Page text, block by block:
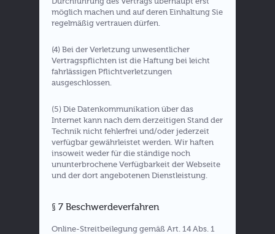
möglich machen und auf deren Einhaltung Sie
regelmäßig vertrauen dürfen.
(4) Bei der Verletzung unwesentlicher
Vertragspflichten ist die Haftung bei leicht
fahrlässigen Pflichtverletzungen
ausgeschlossen.
(5) Die Datenkommunikation über das
Internet kann nach dem derzeitigen Stand der
Technik nicht fehlerfrei und/oder jederzeit
verfügbar gewährleistet werden. Wir haften
insoweit weder für die ständige noch
ununterbrochene Verfügbarkeit der Webseite
und der dort angebotenen Dienstleistung.
§ 7 Beschwerdeverfahren
Online-Streitbeilegung gemäß Art. 14 Abs. 1